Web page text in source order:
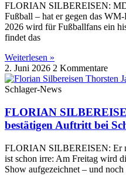
FLORIAN SILBEREISEN:
Fußball – hat er gegen das
2026 wird für Fußballfans ein
findet das
Weiterlesen »
2. Juni 2026 2 Kommentare
Schlager-News
FLORIAN
bestätigen Auftritt bei
FLORIAN SILBEREISEN: Er
ist schon irre: Am Freitag wird
Show aufgezeichnet – und